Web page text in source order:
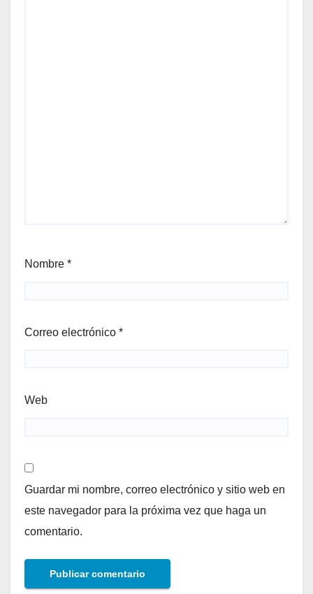
Nombre *
Correo electrónico *
Web
Guardar mi nombre, correo electrónico y sitio web en
este navegador para la próxima vez que haga un
comentario.